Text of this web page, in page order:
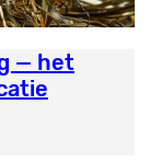
— het